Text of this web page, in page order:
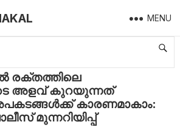
MENU
രക്തത്തിലെ
അളവ് കുറയുന്നത്
കാരണമാകാം:
മുന്നറിയിപ്പ്